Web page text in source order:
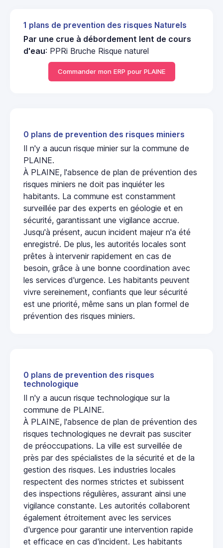
1 plans de prevention des risques Naturels
Par une crue à débordement lent de cours
d'eau: PPRi Bruche Risque naturel
Commander mon ERP pour PLAINE
0 plans de prevention des risques miniers
Il n'y a aucun risque minier sur la commune de
PLAINE.
À PLAINE, l'absence de plan de prévention des
risques miniers ne doit pas inquiéter les
habitants. La commune est constamment
surveillée par des experts en géologie et en
sécurité, garantissant une vigilance accrue.
Jusqu'à présent, aucun incident majeur n'a été
enregistré. De plus, les autorités locales sont
prêtes à intervenir rapidement en cas de
besoin, grâce à une bonne coordination avec
les services d'urgence. Les habitants peuvent
vivre sereinement, confiants que leur sécurité
est une priorité, même sans un plan formel de
prévention des risques miniers.
0 plans de prevention des risques
technologique
Il n'y a aucun risque technologique sur la
commune de PLAINE.
À PLAINE, l'absence de plan de prévention des
risques technologiques ne devrait pas susciter
de préoccupations. La ville est surveillée de
près par des spécialistes de la sécurité et de la
gestion des risques. Les industries locales
respectent des normes strictes et subissent
des inspections régulières, assurant ainsi une
vigilance constante. Les autorités collaborent
également étroitement avec les services
d'urgence pour garantir une intervention rapide
et efficace en cas d'incident. Les habitants